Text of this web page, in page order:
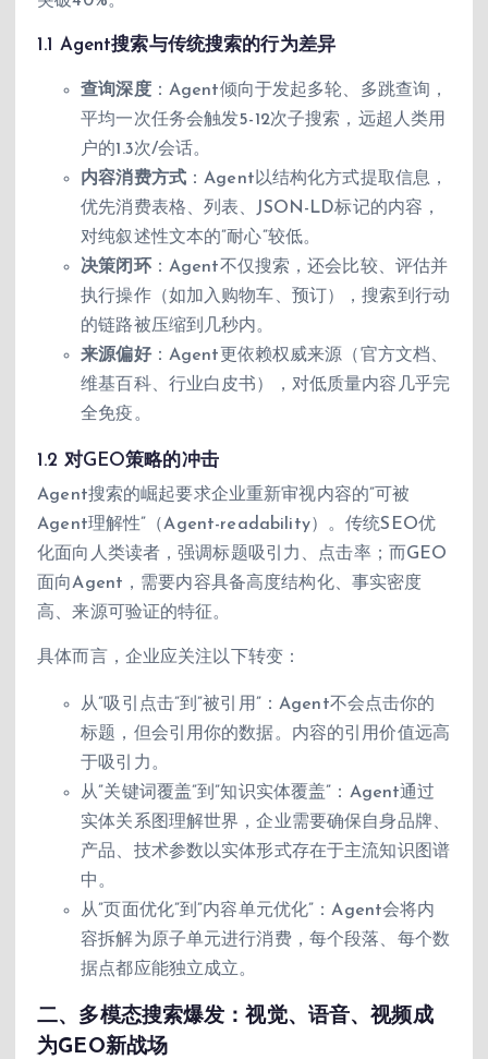
1.1 Agent搜索与传统搜索的行为差异
查询深度：Agent倾向于发起多轮、多跳查询，
平均一次任务会触发5-12次子搜索，远超人类用
户的1.3次/会话。
内容消费方式：Agent以结构化方式提取信息，
优先消费表格、列表、JSON-LD标记的内容，
对纯叙述性文本的”耐心”较低。
决策闭环：Agent不仅搜索，还会比较、评估并
执行操作（如加入购物车、预订），搜索到行动
的链路被压缩到几秒内。
来源偏好：Agent更依赖权威来源（官方文档、
维基百科、行业白皮书），对低质量内容几乎完
全免疫。
1.2 对GEO策略的冲击
Agent搜索的崛起要求企业重新审视内容的”可被
Agent理解性”（Agent-readability）。传统SEO优
化面向人类读者，强调标题吸引力、点击率；而GEO
面向Agent，需要内容具备高度结构化、事实密度
高、来源可验证的特征。
具体而言，企业应关注以下转变：
从”吸引点击”到”被引用”：Agent不会点击你的
标题，但会引用你的数据。内容的引用价值远高
于吸引力。
从”关键词覆盖”到”知识实体覆盖”：Agent通过
实体关系图理解世界，企业需要确保自身品牌、
产品、技术参数以实体形式存在于主流知识图谱
中。
从”页面优化”到”内容单元优化”：Agent会将内
容拆解为原子单元进行消费，每个段落、每个数
据点都应能独立成立。
二、多模态搜索爆发：视觉、语音、视频成
为GEO新战场